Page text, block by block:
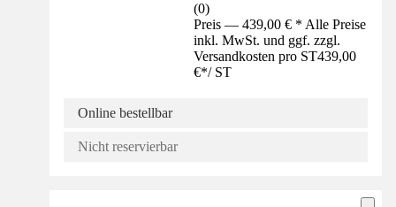
(0)
Preis — 439,00 € * Alle Preise
inkl. MwSt. und ggf. zzgl.
Versandkosten pro ST439,00
€*/ ST
Online bestellbar
Nicht reservierbar